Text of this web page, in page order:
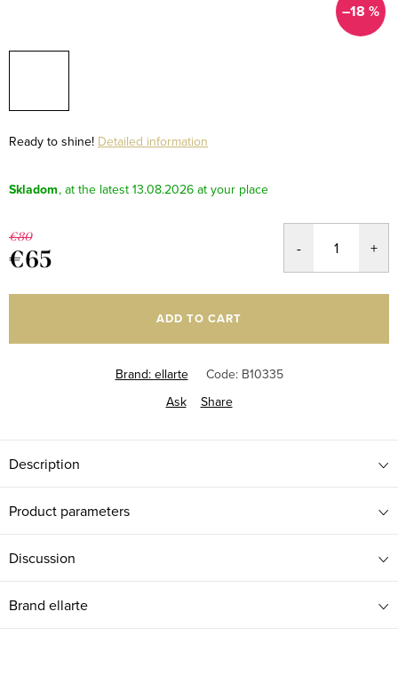
–18 %
Ready to shine! Detailed information
Skladom 13.08.2026
€80
€65
price:
ADD TO CART
Brand: ellarte Code: B10335
Ask
Share
Description
Product parameters
Discussion
Brand ellarte